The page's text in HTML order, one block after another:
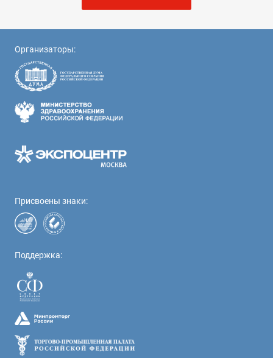
Организаторы:
Присвоены знаки:
Поддержка: